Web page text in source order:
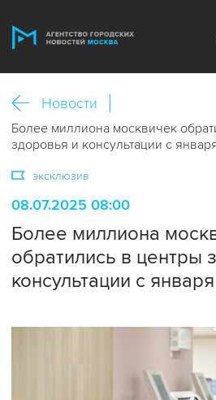
Новости
Более миллиона москвичек
здоровья и консультации с
эксклюзив
08.07.2025 08:00
Более миллиона
обратились в центры
консультации с января